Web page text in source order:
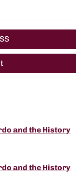
and the History
and the History